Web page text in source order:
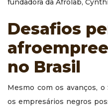
fundadora da Afrolab,
Desafios
no Brasil
Mesmo com os avanços,
os empresários negros